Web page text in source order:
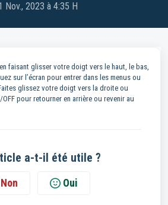
2023 à 4:35 H
faisant glisser votre doigt vers le haut, le bas,
sur l’écran pour entrer dans les menus ou
glissez votre doigt vers la droite ou
pour retourner en arrière ou revenir au
a-t-il été utile ?
Non Oui